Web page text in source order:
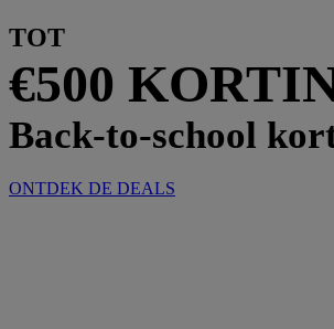
TOT
€500
Back-to-school
ONTDEK DE DEALS